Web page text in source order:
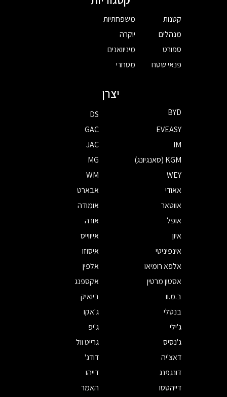
קטנות
מנהלים
ספורט
פנאי שטח
משפחתיות
יוקרה
מיניוואנים
מסחרי
יצרן
BYD
DS
EVEASY
GAC
IM
JAC
KGM (סאנגיונג)
MG
WEY
WM
אאודי
אבארט
אווטאר
אומודה
אופל
אורה
איון
אייווייס
אינפיניטי
איסוזו
אלפא רומיאו
אלפין
אסטון מרטין
אקספנג
ב.מ.וו
ביואיק
בנטלי
ג'אקו
ג'ילי
ג'יפ
ג'נסיס
גרייט וול
דאצ'יה
דודג'
דונגפנג
דייהו
דייהטסו
האמר